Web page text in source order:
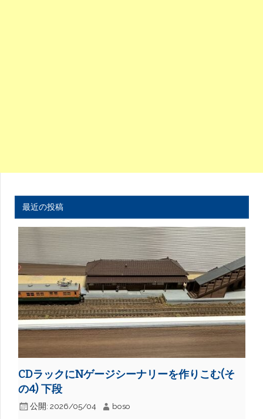
最近の投稿
CDラックにNゲージシーナリーを作りこむ(そ
の4) 下段
公開: 2026/05/04 boso